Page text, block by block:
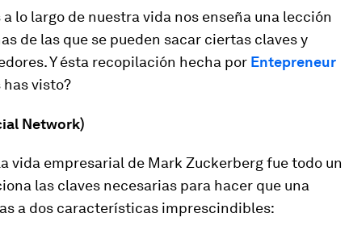
lo largo de nuestra vida nos enseña una lección
de las que se pueden sacar ciertas claves y
Y ésta recopilación hecha por Entepreneur
has visto?
Network)
vida empresarial de Mark Zuckerberg fue todo un
las claves necesarias para hacer que una
a dos características imprescindibles: